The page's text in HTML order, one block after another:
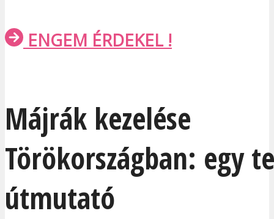
ENGEM ÉRDEKEL !
Májrák kezelése
Törökországban: egy
útmutató